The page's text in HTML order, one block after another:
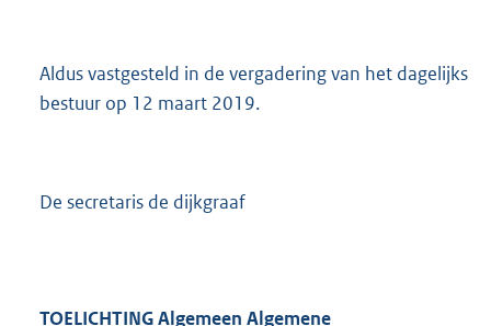
Aldus vastgesteld in de vergadering van het dagelijks
bestuur op 12 maart 2019.
De secretaris de dijkgraaf
TOELICHTINGAlgemeen Algemene